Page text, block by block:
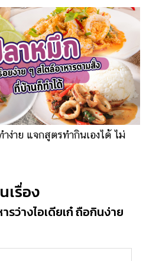
ง่าย แจกสูตรทำกินเองได้ ไม่
เรื่อง
รว่างไอเดียเก๋ ถือกินง่าย